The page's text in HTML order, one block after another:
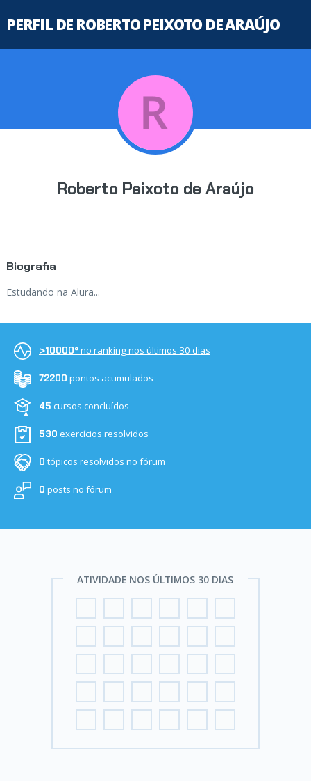
PERFIL DE ROBERTO PEIXOTO DE ARAÚJO
Roberto Peixoto de Araújo
Biografia
Estudando na Alura...
>10000ºno ranking nos últimos 30 dias
72200 pontos acumulados
45 cursos concluídos
530 exercícios resolvidos
0 tópicos resolvidos no fórum
0 posts no fórum
ATIVIDADE NOS ÚLTIMOS 30 DIAS